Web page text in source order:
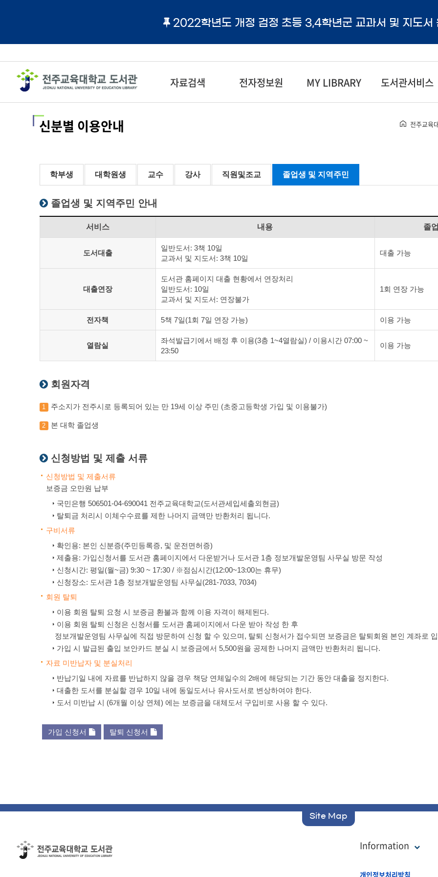
2022학년도 개정 검정 초등 3,4학년군 교과서 및 지도서
자료검색 전자정보원 MY LIBRARY 도서관서비스
신분별 이용안내 전주교육
학부생 대학원생 교수 강사 직원및조교 졸업생 및 지역주민
졸업생 및 지역주민 안내
서비스 내용 졸
도서대출
일반도서: 3책 10일
교과서 및 지도서: 3책 10일
대출 가능
대출연장
도서관 홈페이지 대출 현황에서 연장처리
일반도서: 10일
교과서 및 지도서: 연장불가
1회 연장 가능
전자책 5책 7일(1회 7일 연장 가능) 이용 가능
열람실
좌석발급기에서 배정 후 이용(3층 1~4열람실) / 이용시간 07:00 ~
23:50
이용 가능
회원자격
1 주소지가 전주시로 등록되어 있는 만 19세 이상 주민 (초중고등학생 가입 및 이용불가)
2 본 대학 졸업생
신청방법 및 제출 서류
신청방법 및 제출서류
보증금 오만원 납부
국민은행 506501-04-690041 전주교육대학교(도서관세입세출외현금)
탈퇴금 처리시 이체수수료를 제한 나머지 금액만 반환처리 됩니다.
구비서류
확인용: 본인 신분증(주민등록증, 및 운전면허증)
제출용: 가입신청서를 도서관 홈페이지에서 다운받거나 도서관 1층 정보개발운영팀 사무실 방문 작성
신청시간: 평일(월~금) 9:30 ~ 17:30 / ※점심시간(12:00~13:00는 휴무)
신청장소: 도서관 1층 정보개발운영팀 사무실(281-7033, 7034)
회원 탈퇴
이용 회원 탈퇴 요청 시 보증금 환불과 함께 이용 자격이 해제된다.
이용 회원 탈퇴 신청은 신청서를 도서관 홈페이지에서 다운 받아 작성 한 후
정보개발운영팀 사무실에 직접 방문하여 신청 할 수 있으며, 탈퇴 신청서가 접수되면 보증금은 탈퇴회원 본인 계좌로
가입 시 발급된 출입 보안카드 분실 시 보증금에서 5,500원을 공제한 나머지 금액만 반환처리 됩니다.
자료 미반납자 및 분실처리
반납기일 내에 자료를 반납하지 않을 경우 책당 연체일수의 2배에 해당되는 기간 동안 대출을 정지한다.
대출한 도서를 분실할 경우 10일 내에 동일도서나 유사도서로 변상하여야 한다.
도서 미반납 시 (6개월 이상 연체) 에는 보증금을 대체도서 구입비로 사용 할 수 있다.
가입 신청서 탈퇴 신청서
Site Map
Information
개인정보처리방침